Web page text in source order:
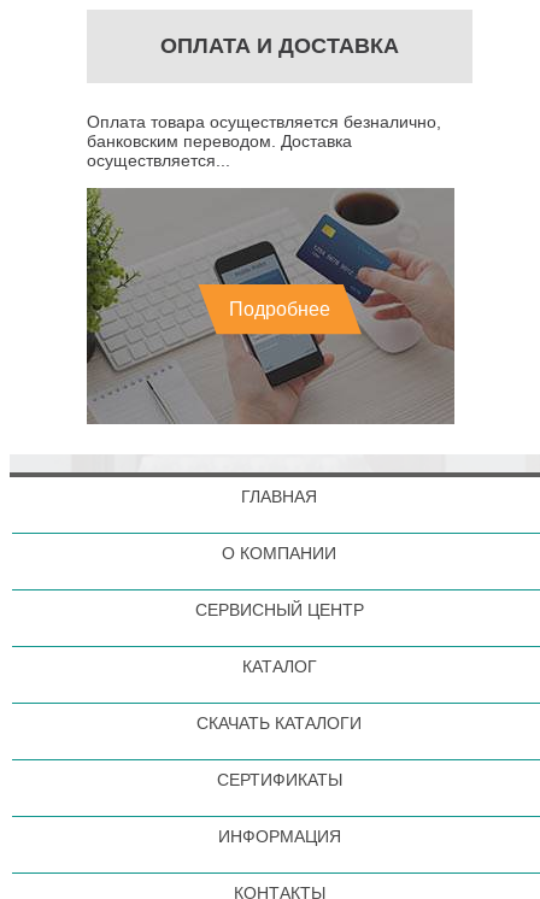
ОПЛАТА И ДОСТАВКА
Оплата товара осуществляется безналично,
банковским переводом. Доставка
осуществляется...
Подробнее
ГЛАВНАЯ
О КОМПАНИИ
СЕРВИСНЫЙ ЦЕНТР
КАТАЛОГ
СКАЧАТЬ КАТАЛОГИ
СЕРТИФИКАТЫ
ИНФОРМАЦИЯ
КОНТАКТЫ